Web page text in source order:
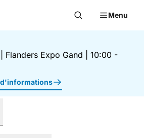
Menu
Flanders Expo Gand
10:00 -
d'informations